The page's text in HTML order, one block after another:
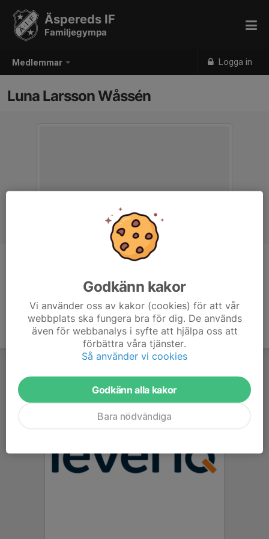
Medlemmar Logga in
Äspereds IF
Familjegympa
Luna Larsson Wåssén
Godkänn kakor
Vi använder oss av kakor (cookies) för att vår
webbplats ska fungera bra för dig. De används
även för webbanalys i syfte att hjälpa oss att
förbättra våra tjänster.
Så använder vi cookies
Godkänn alla kakor
Bara nödvändiga